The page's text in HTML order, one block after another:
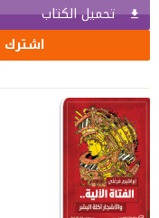
تحميل الكتاب
اشترك